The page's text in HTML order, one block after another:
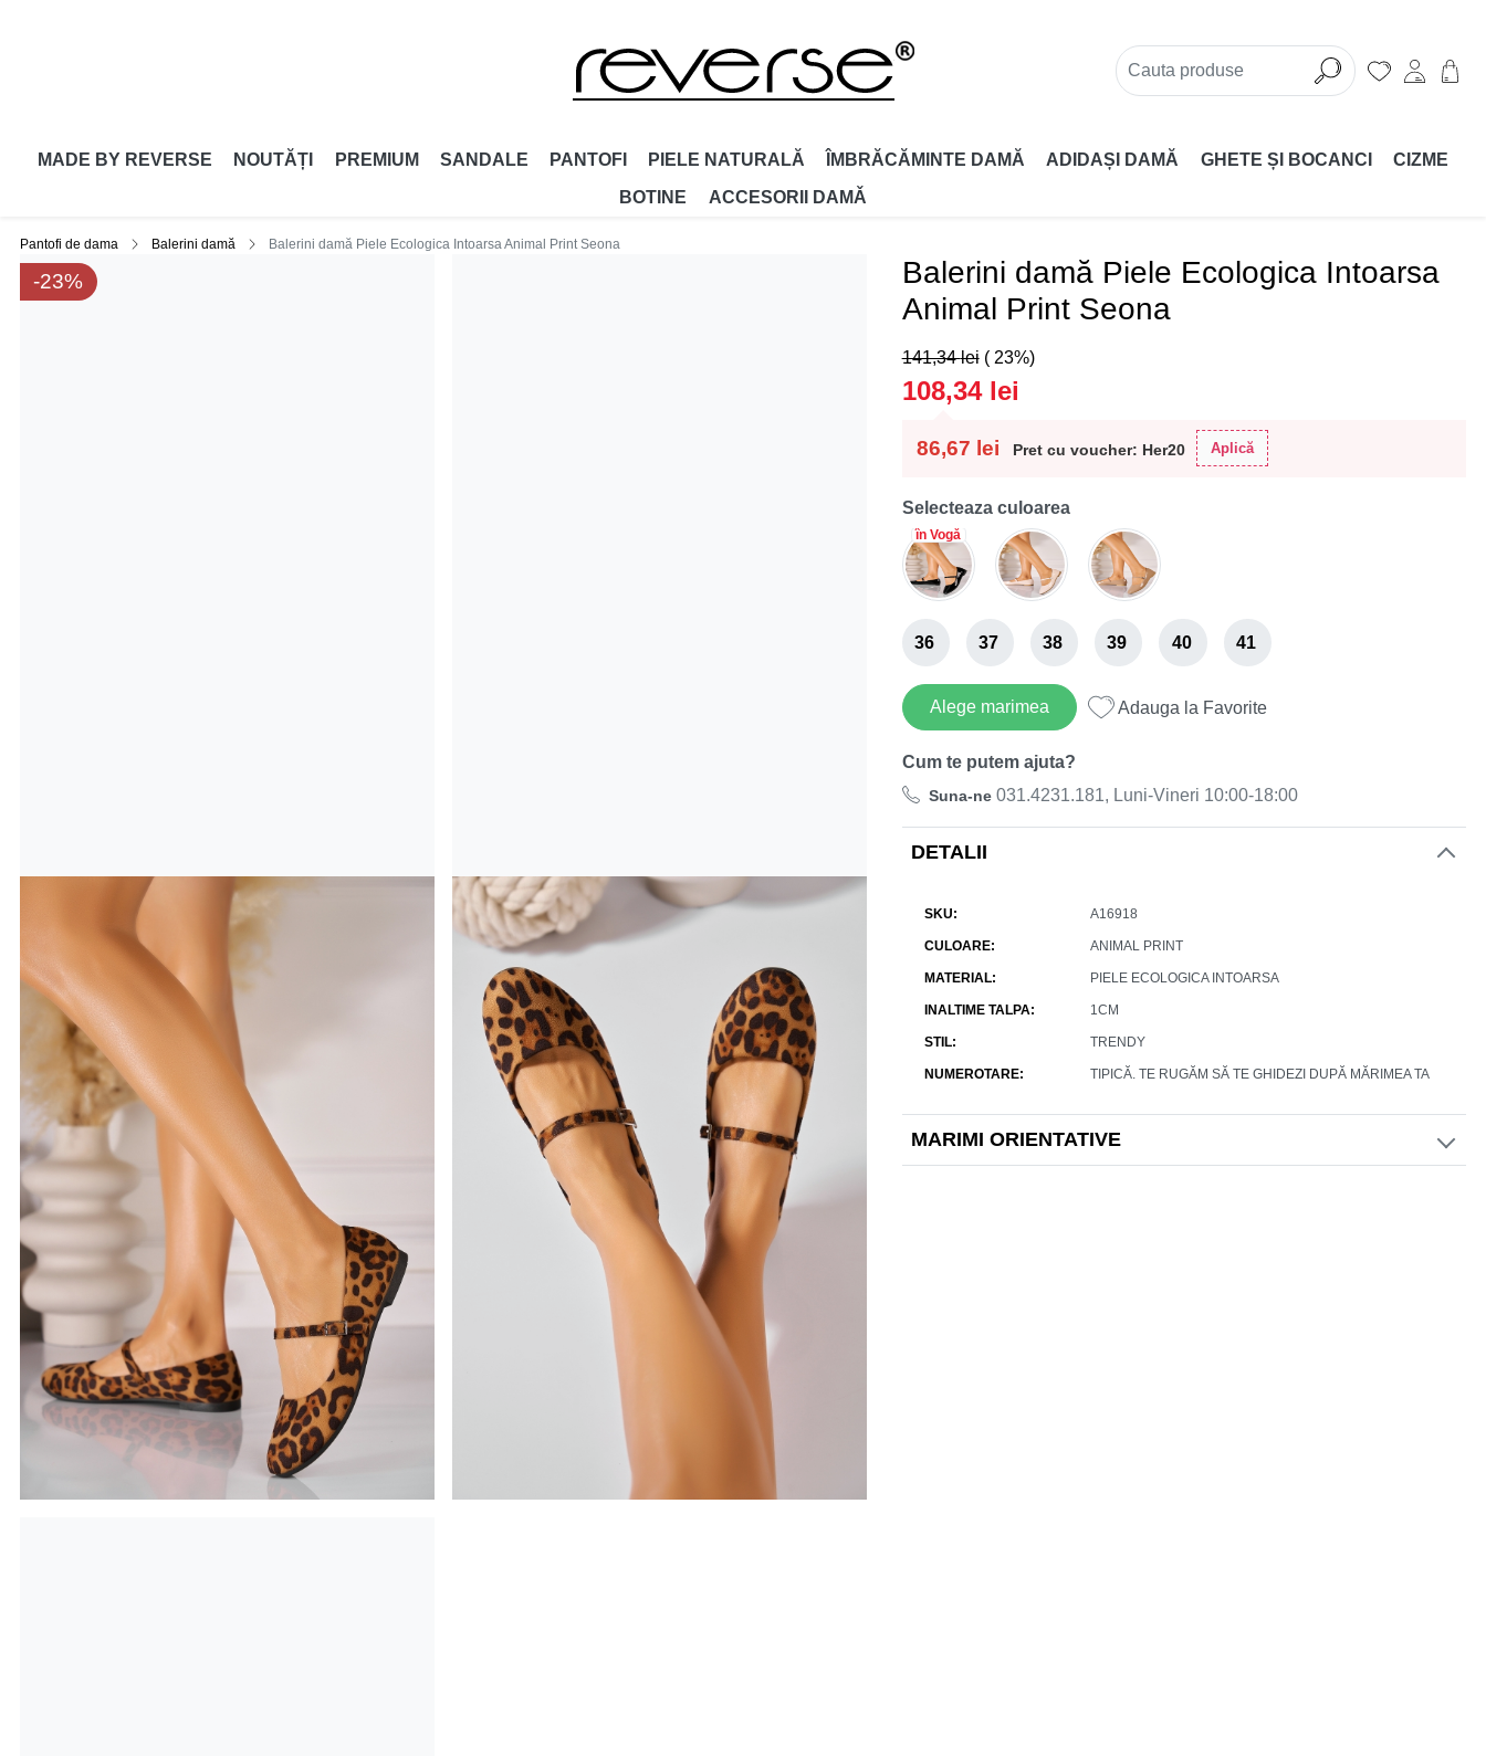
MADE BY REVERSE NOUTĂȚI PREMIUM SANDALE PANTOFI PIELE NATURALĂ ÎMBRĂCĂMINTE DAMĂ ADIDAȘI DAMĂ GHETE ȘI BOCANCI
CIZME
BOTINE
ACCESORII DAMǍ
Pantofi de dama Balerini damă Balerini damă Piele Ecologica Intoarsa Animal Print Seona
-23%
Balerini damă Piele Ecologica Intoarsa
Animal Print Seona
86,67 lei Pret cu voucher: Her20 Aplică
108,34 lei
141,34lei ( 23%)
Selecteaza culoarea
în Vogă
36 37 38 39 40 41
Alege marimea Adauga la Favorite
Cum te putem ajuta?
Suna-ne031.4231.181, Luni-Vineri 10:00-18:00
DETALII
SKU A16918
CULOARE ANIMAL PRINT
MATERIAL PIELE ECOLOGICA INTOARSA
INALTIME TALPA 1CM
STIL TRENDY
NUMEROTARE TIPICĂ. TE RUGĂM SĂ TE GHIDEZI DUPĂ MĂRIMEA TA
MARIMI ORIENTATIVE